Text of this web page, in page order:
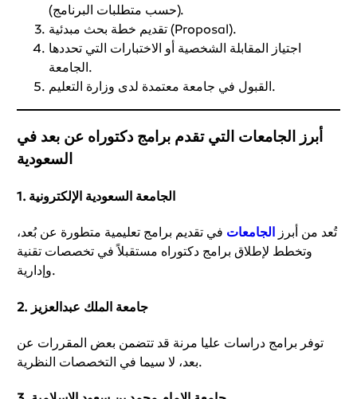
(حسب متطلبات البرنامج).
تقديم خطة بحث مبدئية (Proposal).
اجتياز المقابلة الشخصية أو الاختبارات التي تحددها
الجامعة.
القبول في جامعة معتمدة لدى وزارة التعليم.
أبرز الجامعات التي تقدم برامج دكتوراه عن بعد في
السعودية
1. الجامعة السعودية الإلكترونية
تُعد من أبرز الجامعات في تقديم برامج تعليمية متطورة عن بُعد،
وتخطط لإطلاق برامج دكتوراه مستقبلاً في تخصصات تقنية
وإدارية.
2. جامعة الملك عبدالعزيز
توفر برامج دراسات عليا مرنة قد تتضمن بعض المقررات عن
بعد، لا سيما في التخصصات النظرية.